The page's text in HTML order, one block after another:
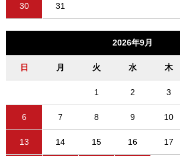
30 31
2026年9月
日 月 火 水 木
1 2 3
6 7 8 9 10
13 14 15 16 17